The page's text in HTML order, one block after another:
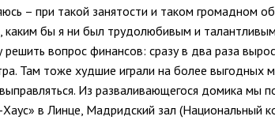
– при такой занятости и таком громадном
бы я ни был трудолюбивым и
вопрос финансов: сразу в два раза
Там тоже худшие играли на более выгодных
Из разваливающегося домика мы
в Линце, Мадридский зал (Национальный